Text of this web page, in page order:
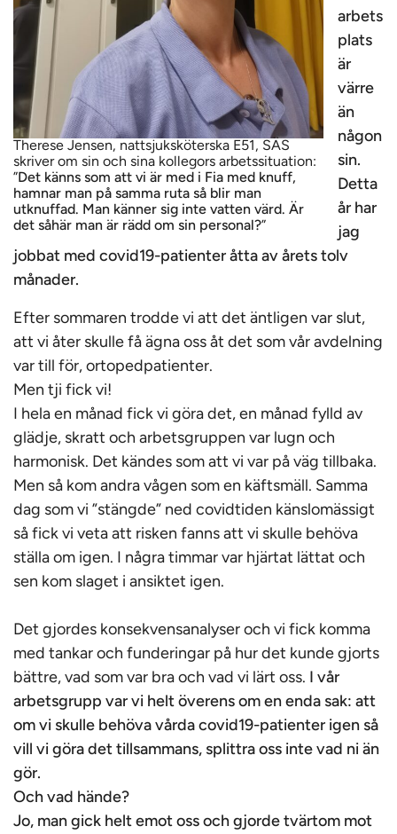
Therese Jensen, nattsjuksköterska E51, SÄS
skriver om sin och sina kollegors arbetssituation:
”Det känns som att vi är med i Fia med knuff,
hamnar man på samma ruta så blir man
utknuffad. Man känner sig inte vatten värd. Är
det såhär man är rädd om sin personal?”
arbets
plats
är
värre
än
någon
sin.
Detta
år har
jag
jobbat med covid19-patienter åtta av årets tolv
månader.
Efter sommaren trodde vi att det äntligen var slut,
att vi åter skulle få ägna oss åt det som vår avdelning
var till för, ortopedpatienter.
Men tji fick vi!
I hela en månad fick vi göra det, en månad fylld av
glädje, skratt och arbetsgruppen var lugn och
harmonisk. Det kändes som att vi var på väg tillbaka.
Men så kom andra vågen som en käftsmäll. Samma
dag som vi ”stängde” ned covidtiden känslomässigt
så fick vi veta att risken fanns att vi skulle behöva
ställa om igen. I några timmar var hjärtat lättat och
sen kom slaget i ansiktet igen.
Det gjordes konsekvensanalyser och vi fick komma
med tankar och funderingar på hur det kunde gjorts
bättre, vad som var bra och vad vi lärt oss. I vår
arbetsgrupp var vi helt överens om en enda sak: att
om vi skulle behöva vårda covid19-patienter igen så
vill vi göra det tillsammans, splittra oss inte vad ni än
gör.
Och vad hände?
Jo, man gick helt emot oss och gjorde tvärtom mot